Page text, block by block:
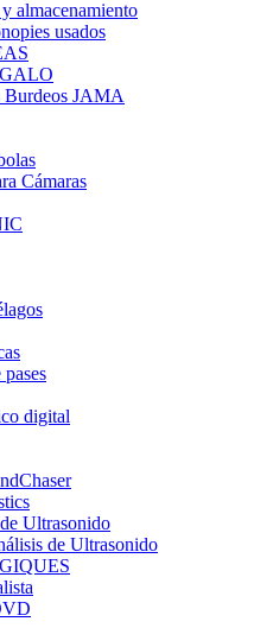
almacenamiento
usados
Burdeos JAMA
Cámaras
digital
Ultrasonido
de Ultrasonido